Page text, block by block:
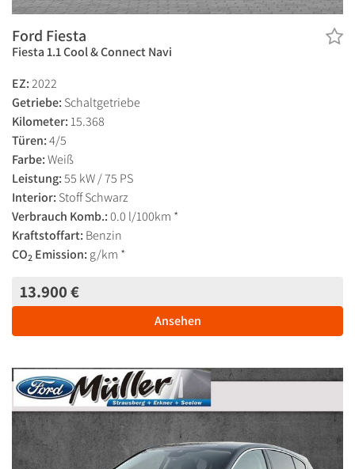
Ford Fiesta
Fiesta 1.1 Cool & Connect Navi
EZ:2022
Getriebe: Schaltgetriebe
Kilometer: 15.368
Türen:4/5
Farbe:Weiß
Leistung:55 kW / 75 PS
Interior: Stoff Schwarz
Verbrauch Komb.:0.0 l/100km *
Kraftstoffart: Benzin
CO2 Emission: g/km *
13.900 €
Ansehen